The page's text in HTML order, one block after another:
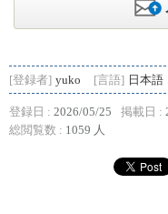
[登録者] yuko [言語] 日本語
登録日 : 2026/05/25 掲載日 :
総閲覧数 : 1059 人